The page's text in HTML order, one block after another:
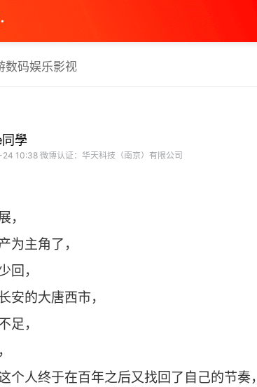
数码娱乐影视
學
10:38 微博认证：华天科技（南京）有限公司
，
为主角了，
回，
安的大唐西市，
足，
个人终于在百年之后又找回了自己的节奏，